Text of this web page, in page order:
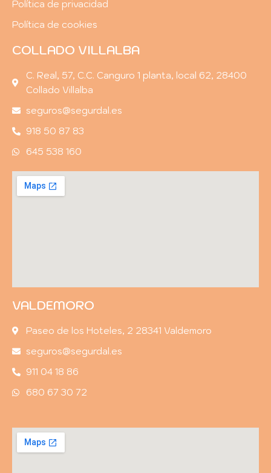
Política de privacidad
Política de cookies
COLLADO VILLALBA
C. Real, 57, C.C. Canguro 1 planta, local 62, 28400
Collado Villalba
seguros@segurdal.es
918 50 87 83
645 538 160
VALDEMORO
Paseo de los Hoteles, 2 28341 Valdemoro
seguros@segurdal.es
911 04 18 86
680 67 30 72